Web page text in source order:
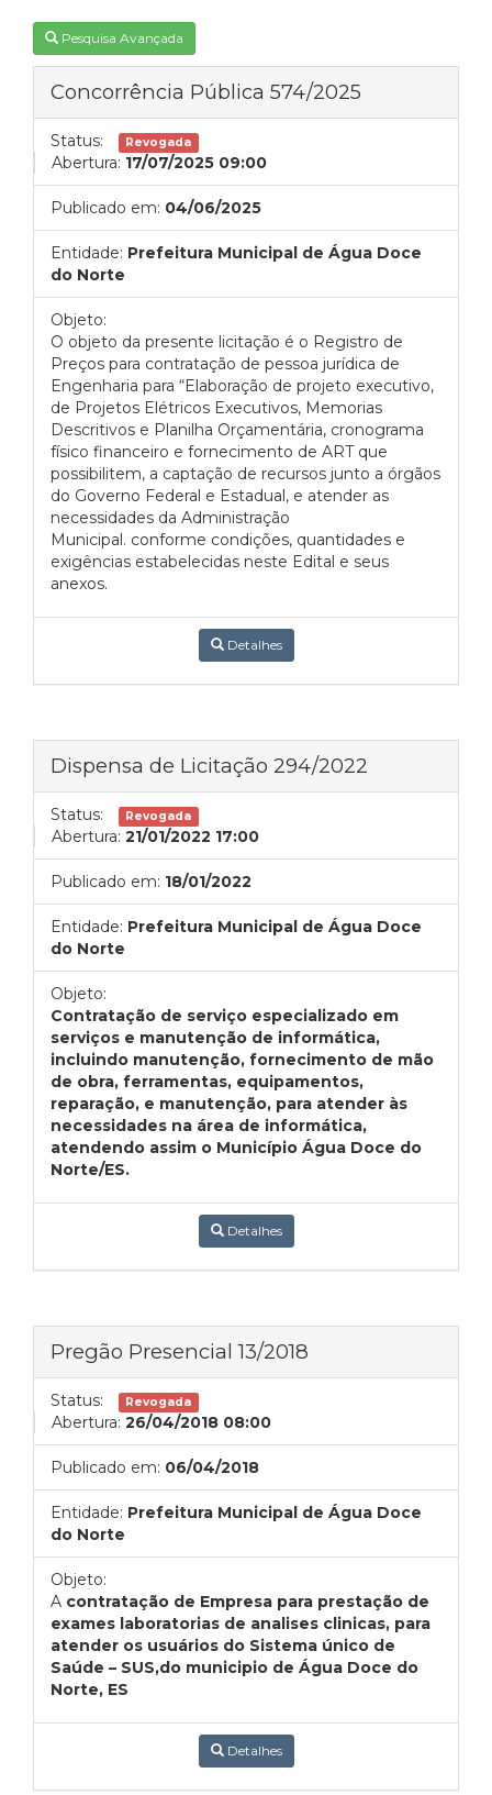
Pesquisa Avançada
Concorrência Pública 574/2025
Status: Revogada
Abertura: 17/07/2025 09:00
Publicado em: 04/06/2025
Entidade: Prefeitura Municipal de Água Doce
do Norte
Objeto:
O objeto da presente licitação é o Registro de
Preços para contratação de pessoa jurídica de
Engenharia para “Elaboração de projeto executivo,
de Projetos Elétricos Executivos, Memorias
Descritivos e Planilha Orçamentária, cronograma
físico financeiro e fornecimento de ART que
possibilitem, a captação de recursos junto a órgãos
do Governo Federal e Estadual, e atender as
necessidades da Administração
Municipal. conforme condições, quantidades e
exigências estabelecidas neste Edital e seus
anexos.
Detalhes
Dispensa de Licitação 294/2022
Status: Revogada
Abertura: 21/01/2022 17:00
Publicado em: 18/01/2022
Entidade: Prefeitura Municipal de Água Doce
do Norte
Objeto:
Contratação de serviço especializado em
serviços e manutenção de informática,
incluindo manutenção, fornecimento de mão
de obra, ferramentas, equipamentos,
reparação, e manutenção, para atender às
necessidades na área de informática,
atendendo assim o Município Água Doce do
Norte/ES.
Detalhes
Pregão Presencial 13/2018
Status: Revogada
Abertura: 26/04/2018 08:00
Publicado em: 06/04/2018
Entidade: Prefeitura Municipal de Água Doce
do Norte
Objeto:
A contratação de Empresa para prestação de
exames laboratorias de analises clinicas, para
atender os usuários do Sistema único de
Saúde – SUS,do municipio de Água Doce do
Norte, ES
Detalhes